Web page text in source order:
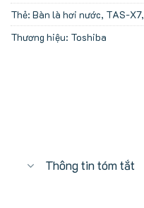
Thẻ: Bàn là hơi nước, TAS-X7,
Thương hiệu: Toshiba
Thông tin tóm tắt